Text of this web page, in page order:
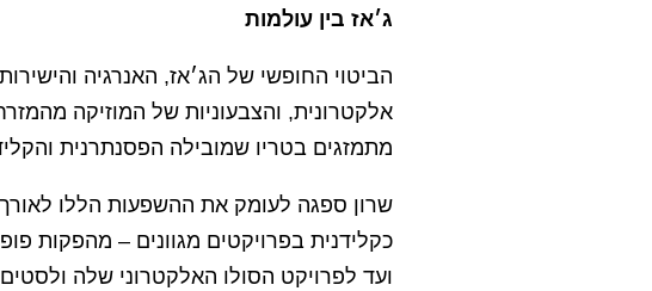
ג׳אז בין עולמות
הביטוי החופשי של הג׳אז, האנרגיה
אלקטרונית, והצבעוניות של המוזיקה
מתמזגים בטריו שמובילה הפסנתרנית
שרון ספגה לעומק את ההשפעות הללו
כקלידנית בפרויקטים מגוונים – מהפקות
ועד לפרויקט הסולו האלקטרוני שלה